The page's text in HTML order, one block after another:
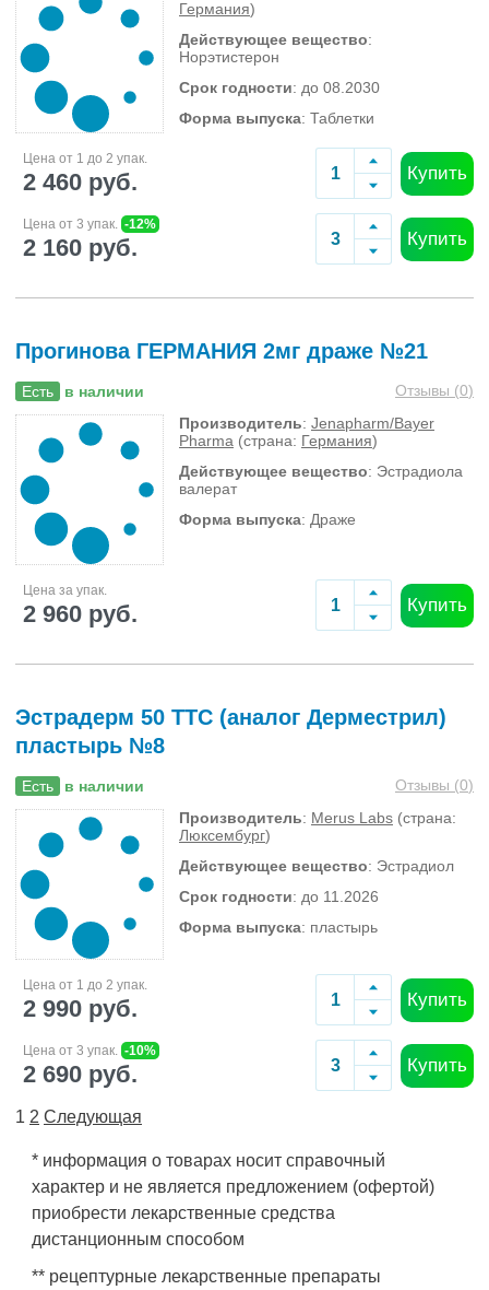
Германия)
Действующее вещество:
Норэтистерон
Срок годности: до 08.2030
Форма выпуска: Таблетки
Цена от 1 до 2 упак.
2 460 руб. Купить
Цена от 3 упак. -12%
2 160 руб. Купить
Прогинова ГЕРМАНИЯ 2мг драже №21
Есть в наличии Отзывы (0)
Производитель: Jenapharm/Bayer
Pharma (страна: Германия)
Действующее вещество: Эстрадиола
валерат
Форма выпуска: Драже
Цена за упак.
2 960 руб. Купить
Эстрадерм 50 ТТС (аналог Дерместрил)
пластырь №8
Есть в наличии Отзывы (0)
Производитель: Merus Labs (страна:
Люксембург)
Действующее вещество: Эстрадиол
Срок годности: до 11.2026
Форма выпуска: пластырь
Цена от 1 до 2 упак.
2 990 руб. Купить
Цена от 3 упак. -10%
2 690 руб. Купить
1 2 Следующая
* информация о товарах носит справочный
характер и не является предложением (офертой)
приобрести лекарственные средства
дистанционным способом
** рецептурные лекарственные препараты